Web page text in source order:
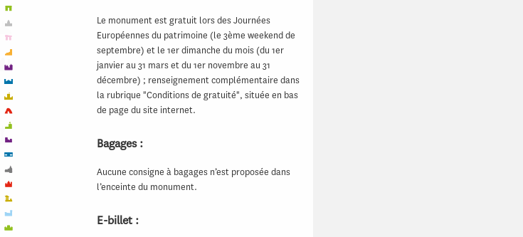
Le monument est gratuit lors des Journées
Européennes du patrimoine (le 3ème weekend de
septembre) et le 1er dimanche du mois (du 1er
janvier au 31 mars et du 1er novembre au 31
décembre) ; renseignement complémentaire dans
la rubrique "Conditions de gratuité", située en bas
de page du site internet.
Bagages :
Aucune consigne à bagages n’est proposée dans
l’enceinte du monument.
E-billet :